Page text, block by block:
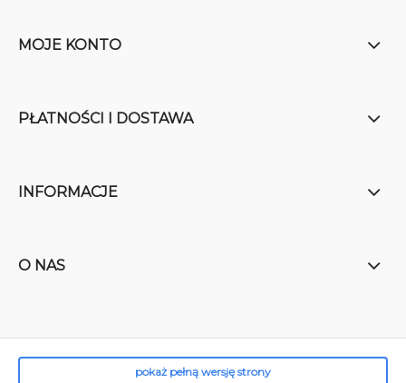
MOJE KONTO
PŁATNOŚCI I DOSTAWA
INFORMACJE
O NAS
pokaż pełną wersję strony